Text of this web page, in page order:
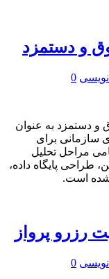
و دستمزد
نویسی 0
و دستمزد به عنوان
سازمانی برای
مراحل تحلیل
پایگاه داده،
رزرو پرواز
نویسی 0